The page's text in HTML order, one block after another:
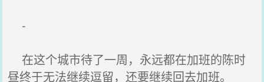
-
在这个城市待了一周，永远都在加班的陈时
昼终于无法继续逗留，还要继续回去加班。